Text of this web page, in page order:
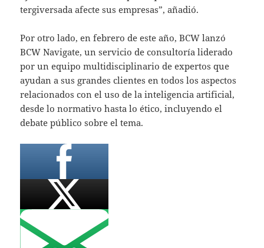
tergiversada afecte sus empresas”, añadió.
Por otro lado, en febrero de este año, BCW lanzó
BCW Navigate, un servicio de consultoría liderado
por un equipo multidisciplinario de expertos que
ayudan a sus grandes clientes en todos los aspectos
relacionados con el uso de la inteligencia artificial,
desde lo normativo hasta lo ético, incluyendo el
debate público sobre el tema.